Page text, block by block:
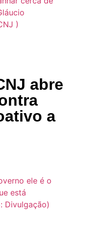
abre
a